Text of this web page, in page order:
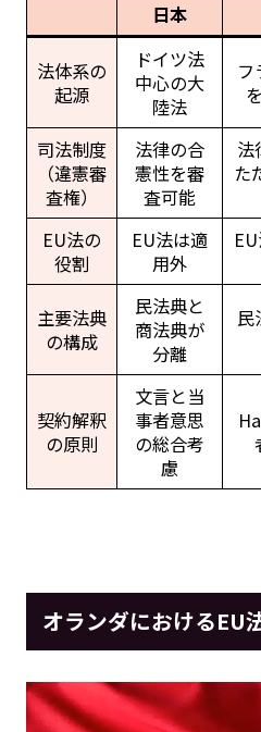
日本
法体系の
起源
ドイツ法
中心の大
陸法
司法制度
（違憲審
査権）
法律の合
憲性を審
査可能
法
た
EU法の
役割
EU法は適
用外
主要法典
の構成
民法典と
商法典が
分離
民
契約解釈
の原則
文言と当
事者意思
の総合考
慮
オランダにおけるEU